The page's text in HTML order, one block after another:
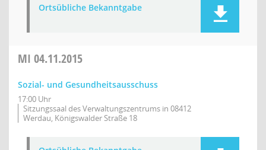
Ortsübliche Bekanntgabe
MI 04.11.2015
Sozial- und Gesundheitsausschuss
17:00 Uhr
Sitzungssaal des Verwaltungszentrums in 08412
Werdau, Königswalder Straße 18